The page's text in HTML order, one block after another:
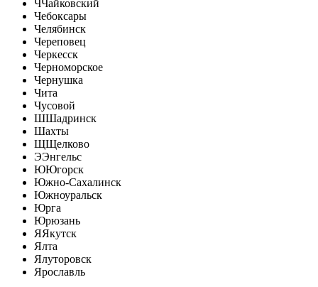
ЧЧайковский
Чебоксары
Челябинск
Череповец
Черкесск
Черноморское
Чернушка
Чита
Чусовой
ШШадринск
Шахты
ЩЩелково
ЭЭнгельс
ЮЮгорск
Южно-Сахалинск
Южноуральск
Юрга
Юрюзань
ЯЯкутск
Ялта
Ялуторовск
Ярославль